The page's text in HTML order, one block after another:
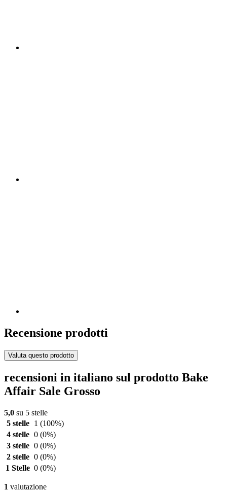
Recensione prodotti
Valuta questo prodotto
recensioni in italiano sul prodotto Bake
Affair Sale Grosso
5,0 su 5 stelle
5 stelle
1 (100%)
4 stelle 0 (0%)
3 stelle 0 (0%)
2 stelle 0 (0%)
1 Stelle 0 (0%)
1 valutazione